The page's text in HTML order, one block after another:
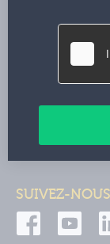
35000 Rennes
02 99 05 25 47
SUIVEZ-